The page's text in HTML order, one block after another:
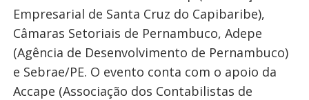
Empresarial de Santa Cruz do Capibaribe),
Câmaras Setoriais de Pernambuco, Adepe
(Agência de Desenvolvimento de Pernambuco)
e Sebrae/PE. O evento conta com o apoio da
Accape (Associação dos Contabilistas de